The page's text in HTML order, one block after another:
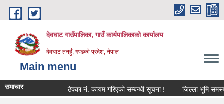
Skip to main content
देवघाट गाउँपालिका, गाउँ कार्यपालिकाको कार्यालय
देवघाट तनहुँ, गण्डकी प्रदेश, नेपाल
Main menu
समाचार ठेक्का नंं. कायम गरिएको सम्बन्धी सूचना ! जिल्ला भूमि समस्या